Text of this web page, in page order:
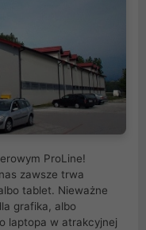
ProLine!
zawsze trwa
tablet. Nieważne
grafika, albo
laptopa w atrakcyjnej